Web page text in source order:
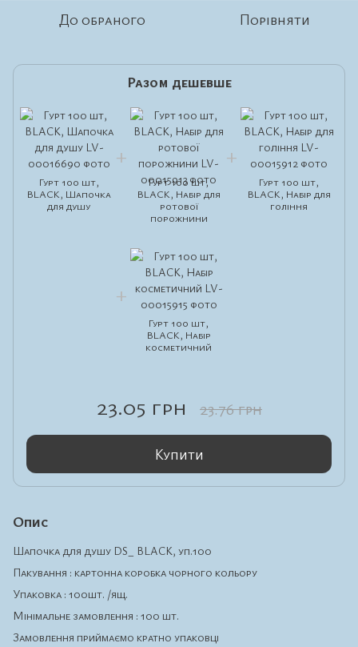
До обраного Порівняти
Разом дешевше
Гурт 100 шт,
BLACK, Шапочка
для душу
Гурт 100 шт,
BLACK, Набір для
ротової
порожнини
Гурт 100 шт,
BLACK, Набір для
гоління
Гурт 100 шт,
BLACK, Набір
косметичний
23.05 грн 23.76 грн
Купити
Опис
Шапочка для душу DS_ BLACK, уп.100
Пакування : картонна коробка чорного кольору
Упаковка : 100шт. /ящ.
Мінімальне замовлення : 100 шт.
Замовлення приймаємо кратно упаковці